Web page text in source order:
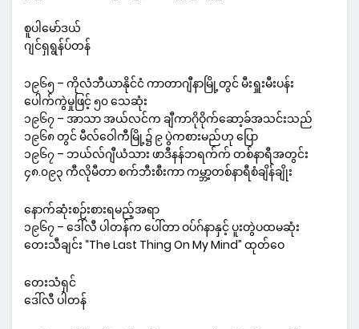
စူပါမော်ဒယ်
ဂျင်ရှရွန်ပ်တန်
၁၉၆၅ – ကိုလံဘီယာနိုင်ငံ ကာတာဂျီနာမြို့တွင် မီးရှူးမီးပန်း
ပေါက်ကွဲမှုဖြင့် ၅၀ သေဆုံး
၁၉၆၇ – အာသာ အယ်လင်က ချီကာဂိုဝိုက်ဆော့ခ်အသင်းသည်
၁၉၆၈ တွင် မီလ်ဝေါကီမြို့၌ ၉ ပွဲကစားမည်ဟု ပြော
၁၉၆၇ – ဘယ်လ်ဂျီယံသား ဖာဒီနန်ဘရက်က် တစ်နာရီအတွင်း
၄၈.၀၉၃ ကီလိုမီတာ စက်ဘီးစီးကာ ကမ္ဘာ့တစ်နာရီစံချိန်ချိုး
နောက်ဆုံးစဉ်းစားရမည့်အရာ
၁၉၆၇ – ဒေါ်လီ ပါတန်က ပေါ်တာ ဝပ်ဂ်နာနှင့် ပူးတွဲပထမဆုံး
တေးသီချင်း “The Last Thing On My Mind” ထုတ်ဝေ
တေးသံရှင်
ဒေါ်လီ ပါတန်